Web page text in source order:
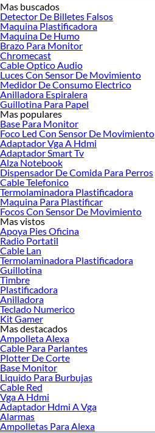
Mas buscados
Detector De Billetes Falsos
Maquina Plastificadora
Maquina De Humo
Brazo Para Monitor
Chromecast
Cable Optico Audio
Luces Con Sensor De Movimiento
Medidor De Consumo Electrico
Anilladora Espiralera
Guillotina Para Papel
Mas populares
Base Para Monitor
Foco Led Con Sensor De Movimiento
Adaptador Vga A Hdmi
Adaptador Smart Tv
Alza Notebook
Dispensador De Comida Para Perros
Cable Telefonico
Termolaminadora Plastificadora
Maquina Para Plastificar
Focos Con Sensor De Movimiento
Mas vistos
Apoya Pies Oficina
Radio Portatil
Cable Lan
Termolaminadora Plastificadora
Guillotina
Timbre
Plastificadora
Anilladora
Teclado Numerico
Kit Gamer
Mas destacados
Ampolleta Alexa
Cable Para Parlantes
Plotter De Corte
Base Monitor
Liquido Para Burbujas
Cable Red
Vga A Hdmi
Adaptador Hdmi A Vga
Alarmas
Ampolletas Para Alexa